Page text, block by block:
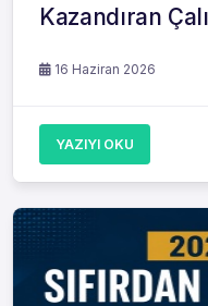
Kazandıran
16 Haziran 2026
YAZIYI OKU